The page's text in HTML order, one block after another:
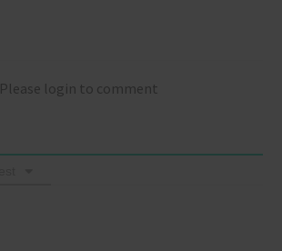
Please login to comment